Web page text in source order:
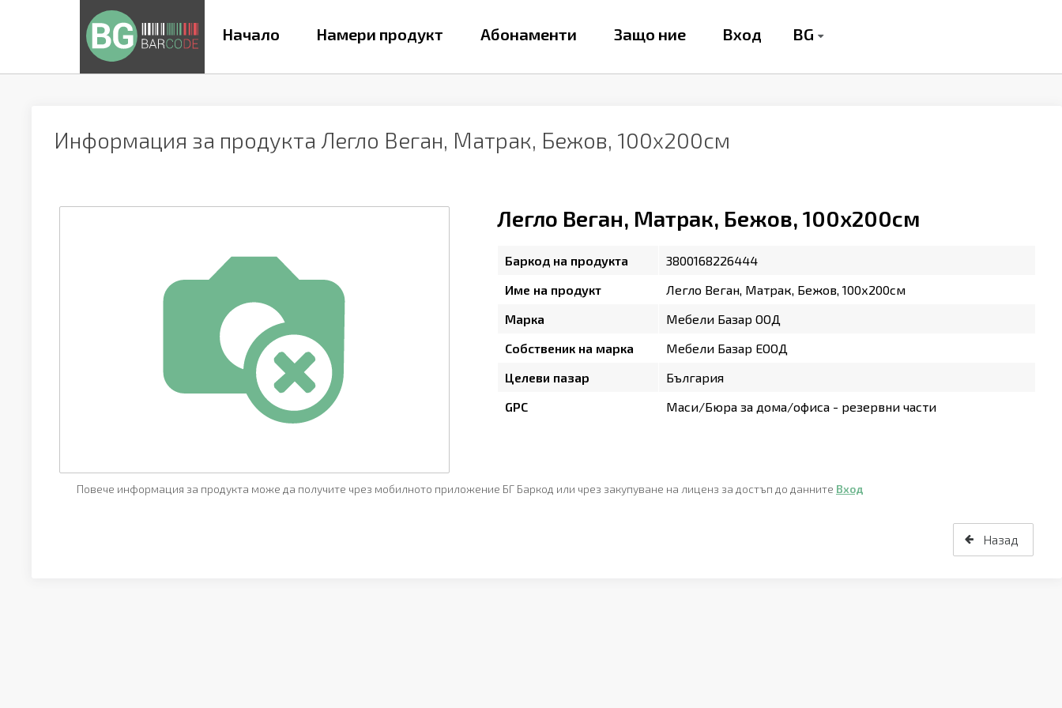
Начало Намери продукт Абонаменти Защо ние Вход BG
Информация за продукта Легло Веган, Матрак, Бежов, 100х200см
Легло Веган, Матрак, Бежов, 100х200см
Баркод на продукта
3800168226444
Име на продукт
Легло Веган, Матрак, Бежов, 100х200см
Марка
Мебели Базар ООД
Собственик на марка
Мебели Базар ЕООД
Целеви пазар
България
GPC
Маси/Бюра за дома/офиса - резервни части
Повече информация за продукта може да получите чрез мобилното приложение БГ Баркод или чрез закупуване на лиценз за достъп до данните Вход
Назад